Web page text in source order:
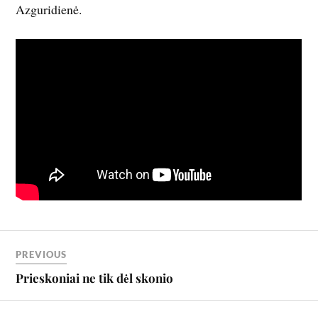
Azguridienė.
PREVIOUS
Prieskoniai ne tik dėl skonio